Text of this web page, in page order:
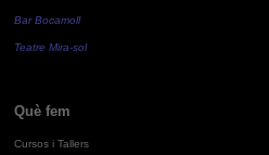
Bar Bocamoll
Teatre Mira-sol
Què fem
Cursos i Tallers